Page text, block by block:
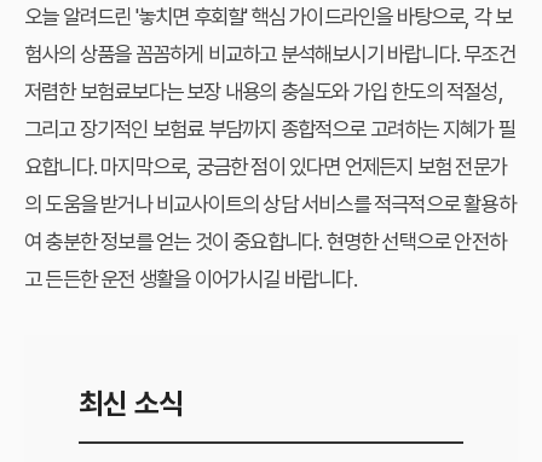
오늘 알려드린 '놓치면 후회할' 핵심 가이드라인을 바탕으로, 각 보
험사의 상품을 꼼꼼하게 비교하고 분석해보시기 바랍니다. 무조건
저렴한 보험료보다는 보장 내용의 충실도와 가입 한도의 적절성,
그리고 장기적인 보험료 부담까지 종합적으로 고려하는 지혜가 필
요합니다. 마지막으로, 궁금한 점이 있다면 언제든지 보험 전문가
의 도움을 받거나 비교사이트의 상담 서비스를 적극적으로 활용하
여 충분한 정보를 얻는 것이 중요합니다. 현명한 선택으로 안전하
고 든든한 운전 생활을 이어가시길 바랍니다.
최신 소식